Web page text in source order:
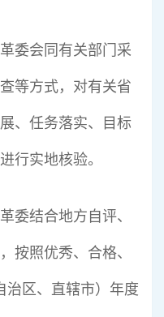
委会同有关部门采
等方式，对有关省
、任务落实、目标
行实地核验。
委结合地方自评、
按照优秀、合格、
治区、直辖市）年度